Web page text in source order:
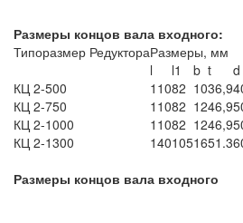
Размеры концов вала входного:
Типоразмер РедуктораРазмеры, мм
l
l1 b t d
КЦ 2-500
11082 1036,9
КЦ 2-750
11082 1246,9
КЦ 2-1000
11082 1246,9
КЦ 2-1300
1401051651.3
Размеры концов вала входного